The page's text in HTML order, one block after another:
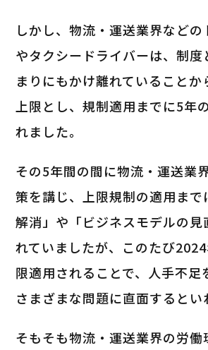
しかし、物流・運送業界など
やタクシードライバーは、制度
まりにもかけ離れていることか
上限とし、規制適用までに5年
れました。
その5年間の間に物流・運送業
策を講じ、上限規制の適用まで
解消」や「ビジネスモデルの見
れていましたが、このたび
限適用されることで、人手不足
さまざまな問題に直面するとい
そもそも物流・運送業界の労働